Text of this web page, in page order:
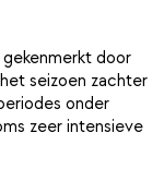
door
seizoen zachter
onder
zeer intensieve